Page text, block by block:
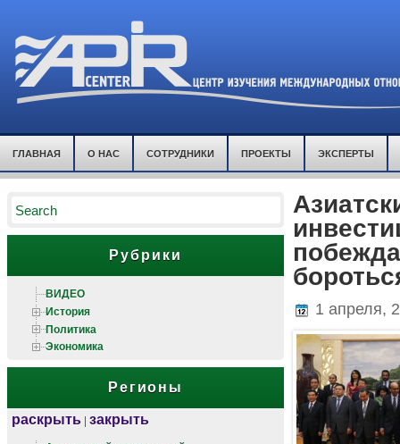
ГЛАВНАЯ О НАС СОТРУДНИКИ ПРОЕКТЫ ЭКСПЕРТЫ
Рубрики
ВИДЕО
История
Политика
Экономика
Регионы
раскрыть | закрыть
1 апреля,